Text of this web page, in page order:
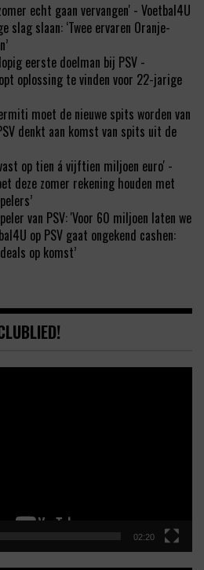
echt gaan vervangen' - Voetbal4U
slag slaan: ‘Twee ervaren Oranje-
eerste doelman bij PSV -
oplossing te vinden voor 22-jarige
moet de nieuwe spits worden van
denkt aan komst van spits uit de
op tien á vijftien miljoen euro' -
deze zomer rekening houden met
van PSV: 'Voor 60 miljoen laten we
op PSV gaat ongekend cashen:
op komst’
02:20